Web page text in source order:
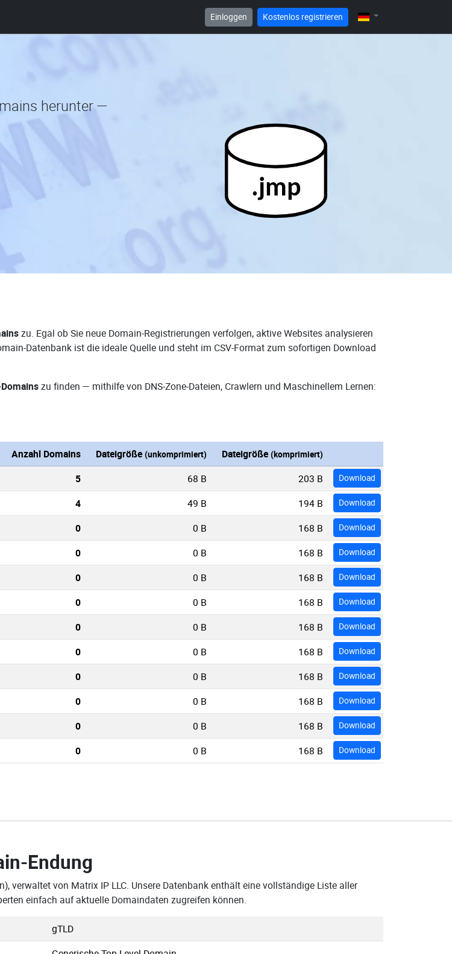
Einloggen Kostenlos registrieren
herunter —
.jmp
zu. Egal ob Sie neue Domain-Registrierungen verfolgen, aktive Websites analysieren
Datenbank ist die ideale Quelle und steht im CSV-Format zum sofortigen Download
zu finden — mithilfe von DNS-Zone-Dateien, Crawlern und Maschinellem Lernen:
Anzahl Domains Dateigröße (unkomprimiert) Dateigröße (komprimiert)
5 68 B 203 B Download
4 49 B 194 B Download
0 0 B 168 B Download
0 0 B 168 B Download
0 0 B 168 B Download
0 0 B 168 B Download
0 0 B 168 B Download
0 0 B 168 B Download
0 0 B 168 B Download
0 0 B 168 B Download
0 0 B 168 B Download
0 0 B 168 B Download
Endung
verwaltet von Matrix IP LLC. Unsere Datenbank enthält eine vollständige Liste aller
einfach auf aktuelle Domaindaten zugreifen können.
gTLD